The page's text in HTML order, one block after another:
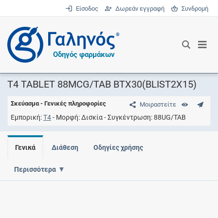
Είσοδος Δωρεάν εγγραφή Συνδρομή
®
Οδηγός φαρμάκων
T4 TABLET 88MCG/TAB BTX30(BLIST2X15)
Μοιραστείτε
Σκεύασμα - Γενικές πληροφορίες
Εμπορική T4 Μορφή Δισκία Συγκέντρωση 88UG/TAB
Γενικά Διάθεση Οδηγίες χρήσης
Περισσότερα